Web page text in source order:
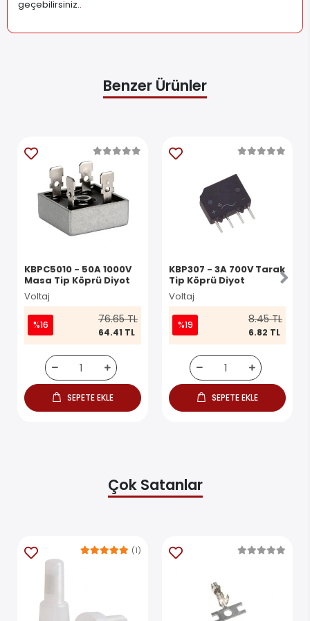
geçebilirsiniz..
Benzer Ürünler
KBPC5010 - 50A 1000V
Masa Tip Köprü Diyot
Voltaj
%16 76.65 TL
64.41 TL
SEPETE EKLE
KBP307 - 3A 700V Tarak
Tip Köprü Diyot
Voltaj
%19 8.45 TL
6.82 TL
SEPETE EKLE
Çok Satanlar
(1)